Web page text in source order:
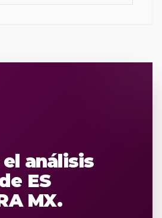
análisis
ES
MX.